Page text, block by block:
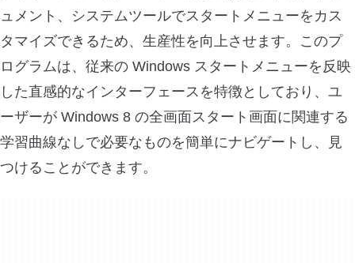
ュメント、システムツールでスタートメニューをカス
タマイズできるため、生産性を向上させます。このプ
ログラムは、従来の Windows スタートメニューを反映
した直感的なインターフェースを特徴としており、ユ
ーザーが Windows 8 の全画面スタート画面に関連する
学習曲線なしで必要なものを簡単にナビゲートし、見
つけることができます。